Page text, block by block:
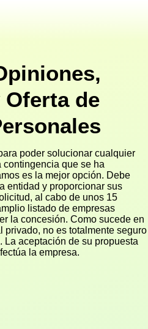
de
poder solucionar cualquier
que se ha
es la mejor opción. Debe
entidad y proporcionar sus
al cabo de unos 15
listado de empresas
la concesión. Como sucede en
privado, no es totalmente seguro
aceptación de su propuesta
la empresa.